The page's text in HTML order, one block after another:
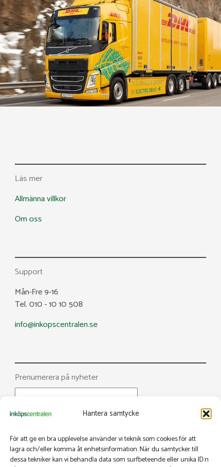
Hantera samtycke
För att ge en bra upplevelse använder vi teknik som cookies för att
lagra och/eller komma åt enhetsinformation. När du samtycker till
dessa tekniker kan vi behandla data som surfbeteende eller unika ID:n
Läs mer
Allmänna villkor
Om oss
Support
Mån-Fre 9-16
Tel. 010 - 10 10 508
info@inkopscentralen.se
Prenumerera på nyheter